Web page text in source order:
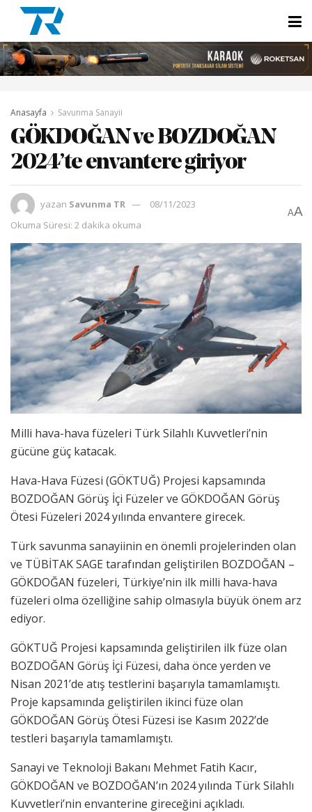
Anasayfa Savunma Sanayii
GÖKDOĞAN ve BOZDOĞAN
2024’te envantere giriyor
yazan Savunma TR
08/11/2023
Okuma Süresi: 2 dakika okuma
AA
Milli hava-hava füzeleri Türk Silahlı Kuvvetleri’nin
gücüne güç katacak.
Hava-Hava Füzesi (GÖKTUĞ) Projesi kapsamında
BOZDOĞAN Görüş İçi Füzeler ve GÖKDOĞAN Görüş
Ötesi Füzeleri 2024 yılında envantere girecek.
Türk savunma sanayiinin en önemli projelerinden olan
ve TÜBİTAK SAGE tarafından geliştirilen BOZDOĞAN –
GÖKDOĞAN füzeleri, Türkiye’nin ilk milli hava-hava
füzeleri olma özelliğine sahip olmasıyla büyük önem arz
ediyor.
GÖKTUĞ Projesi kapsamında geliştirilen ilk füze olan
BOZDOĞAN Görüş İçi Füzesi, daha önce yerden ve
Nisan 2021’de atış testlerini başarıyla tamamlamıştı.
Proje kapsamında geliştirilen ikinci füze olan
GÖKDOĞAN Görüş Ötesi Füzesi ise Kasım 2022’de
testleri başarıyla tamamlamıştı.
Sanayi ve Teknoloji Bakanı Mehmet Fatih Kacır,
GÖKDOĞAN ve BOZDOĞAN’ın 2024 yılında Türk Silahlı
Kuvvetleri’nin envanterine gireceğini açıkladı.